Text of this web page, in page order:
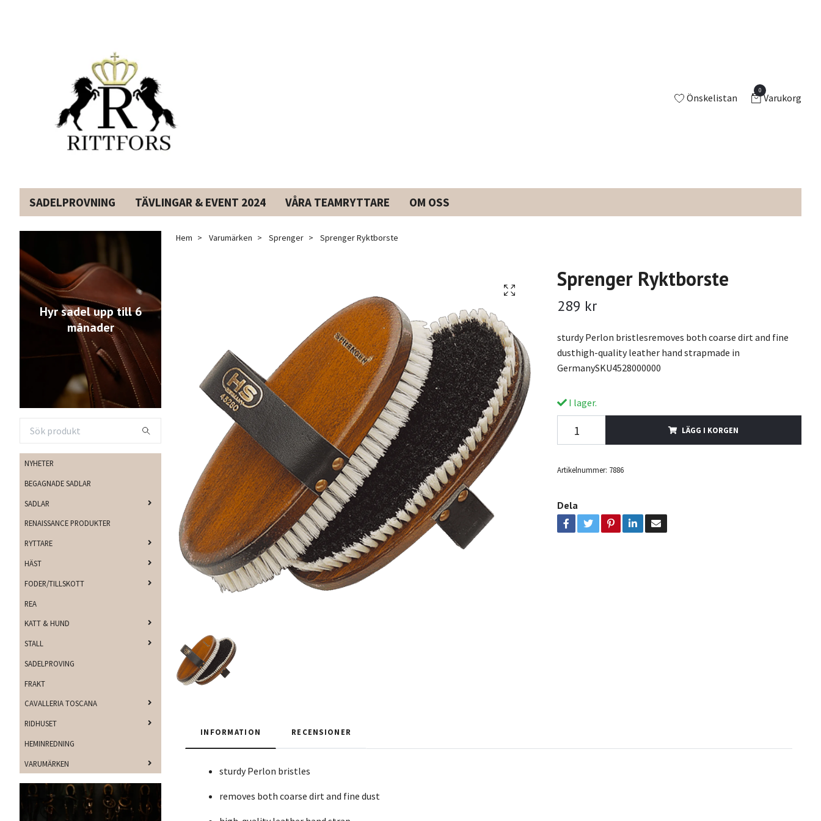
Önskelistan
0
Varukorg
SADELPROVNING TÄVLINGAR & EVENT 2024 VÅRA TEAMRYTTARE OM OSS
Hyr sadel upp till 6
månader
NYHETER
BEGAGNADE SADLAR
SADLAR
RENAISSANCE PRODUKTER
RYTTARE
HÄST
FODER/TILLSKOTT
REA
KATT & HUND
STALL
SADELPROVING
FRAKT
CAVALLERIA TOSCANA
RIDHUSET
HEMINREDNING
VARUMÄRKEN
Hem Varumärken Sprenger Sprenger Ryktborste
Sprenger Ryktborste
289 kr
sturdy Perlon bristlesremoves both coarse dirt and fine
dusthigh-quality leather hand strapmade in
GermanySKU4528000000
I lager.
LÄGG I KORGEN
Artikelnummer: 7886
Dela
INFORMATION RECENSIONER
sturdy Perlon bristles
removes both coarse dirt and fine dust